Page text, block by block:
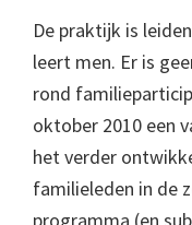
De praktijk is
leert men. Er is
rond
oktober 2010 een
het verder
familieleden in de